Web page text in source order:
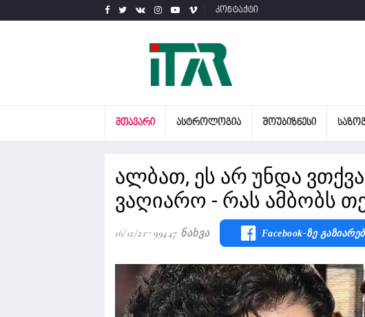
კონტაქტი
ᲛᲗᲐᲕᲐᲠᲘ ᲐᲡᲢᲠᲝᲚᲝᲒᲘᲐ ᲨᲝᲣᲑᲘᲖᲜᲔᲡᲘ
ალბათ, ეს არ უნდა
ვაღიარო - რას ამბობს
16/12/21 99447 Ნახვა Facebook-Ზე